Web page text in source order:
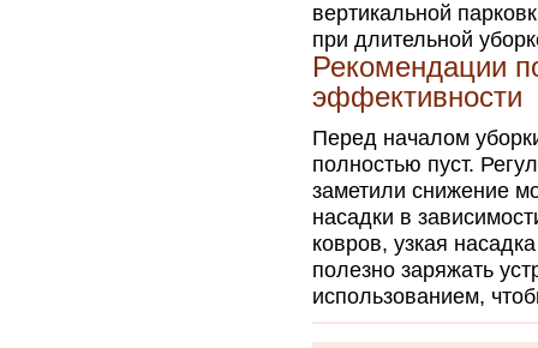
вертикальной
при длительной
Рекомендации
эффективности
Перед началом
полностью пуст.
заметили снижение
насадки в
ковров, узкая
полезно заряжать
использованием,